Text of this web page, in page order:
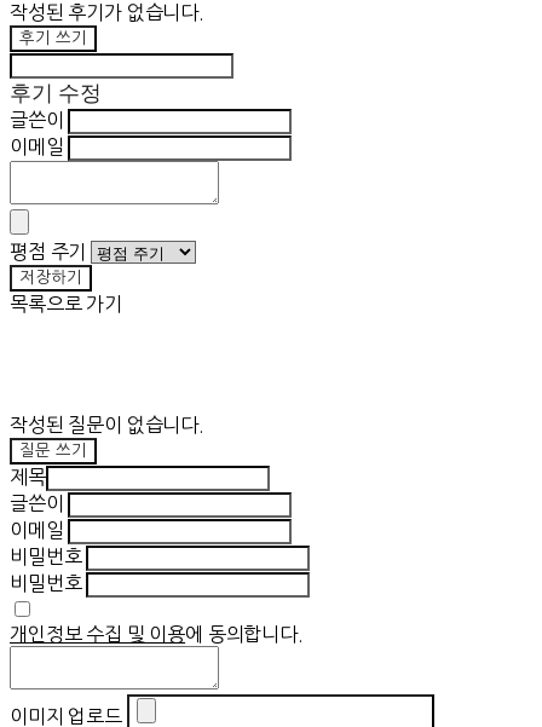
작성된 후기가 없습니다.
후기 쓰기
후기 수정
글쓴이
이메일
평점 주기
저장하기
목록으로 가기
작성된 질문이 없습니다.
질문 쓰기
제목
글쓴이
이메일
비밀번호
비밀번호
개인정보 수집 및 이용에 동의합니다.
이미지 업로드